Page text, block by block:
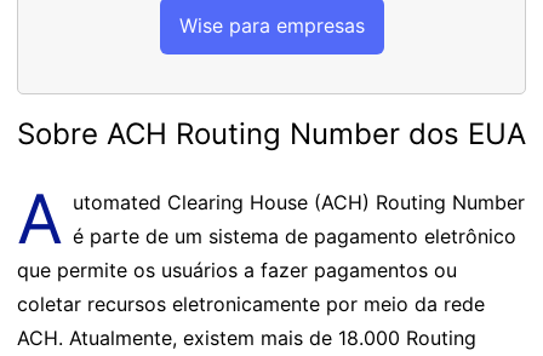
Wise para empresas
Sobre ACH Routing Number dos EUA
A utomated Clearing House (ACH) Routing Number
é parte de um sistema de pagamento eletrônico
que permite os usuários a fazer pagamentos ou
coletar recursos eletronicamente por meio da rede
ACH. Atualmente, existem mais de 18.000 Routing